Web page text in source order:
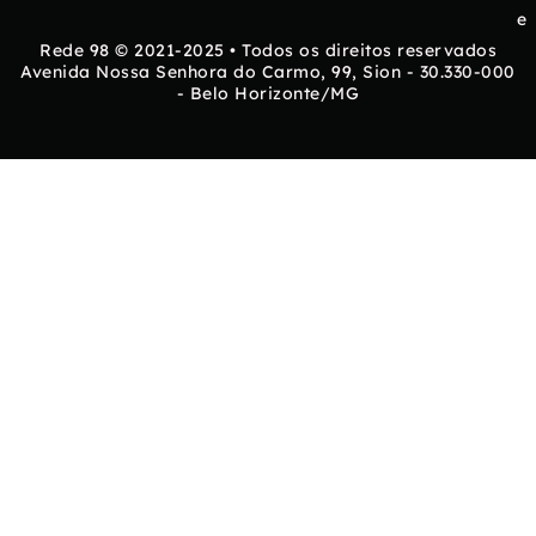
e
Rede 98 © 2021-2025 • Todos os direitos reservados
Avenida Nossa Senhora do Carmo, 99, Sion - 30.330-000
- Belo Horizonte/MG